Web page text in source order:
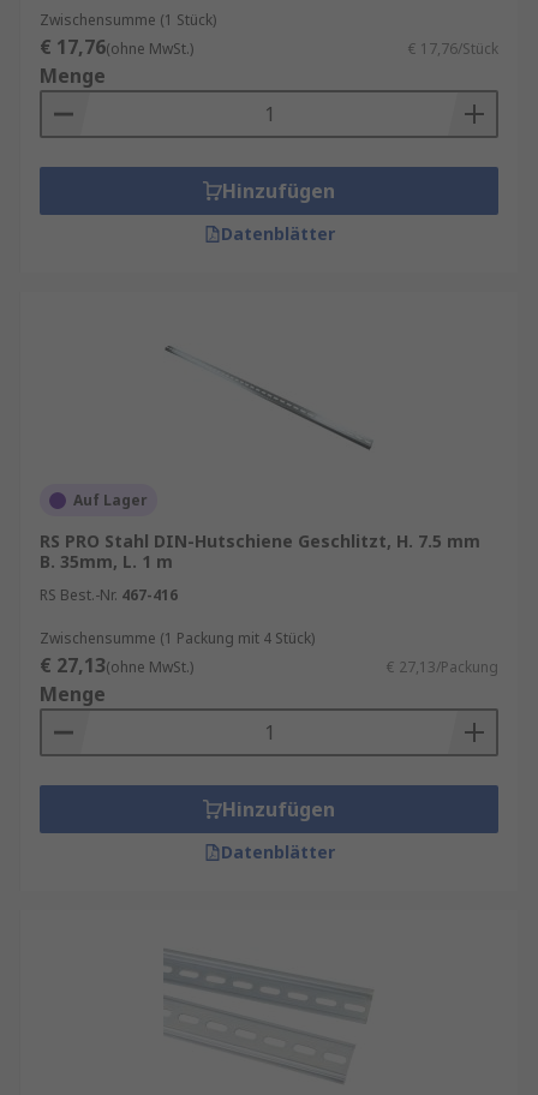
Schienen, um Ihren Ausnahmen von einigen der
führenden Marken wie
SCHROFF
, nVent HOFFMAN
unserer eigenen MarkeRS PROzu entsprechen.
Zwischensumme (1 Stück)
€ 17,76(ohne MwSt.) € 17,76/Stück
Menge
Hinzufügen
Datenblätter
Auf Lager
RS PRO Stahl DIN-Hutschiene Geschlitzt, H. 7.5 mm
B. 35mm, L. 1 m
RS Best.-Nr. 467-416
Zwischensumme (1 Packung mit 4 Stück)
€ 27,13(ohne MwSt.) € 27,13/Packung
Menge
Hinzufügen
Datenblätter